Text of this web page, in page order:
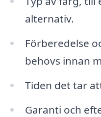
alternativ.
Förberedelse
behövs innan
Tiden det tar
Garanti och